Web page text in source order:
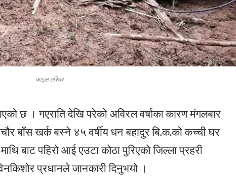
फाइल तस्बिर
छ । गएराति देखि परेको अविरल वर्षाका कारण मंगलबार
बाँस खर्क बस्ने ४५ वर्षीय धन बहादुर बि.क.को कच्ची घर
बाट पहिरो आई एउटा कोठा पुरिएको जिल्ला प्रहरी
प्रधानले जानकारी दिनुभयो ।